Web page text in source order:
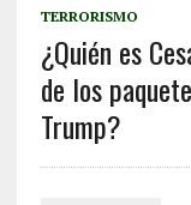
TERRORISMO
¿Quién es
de los
Trump?